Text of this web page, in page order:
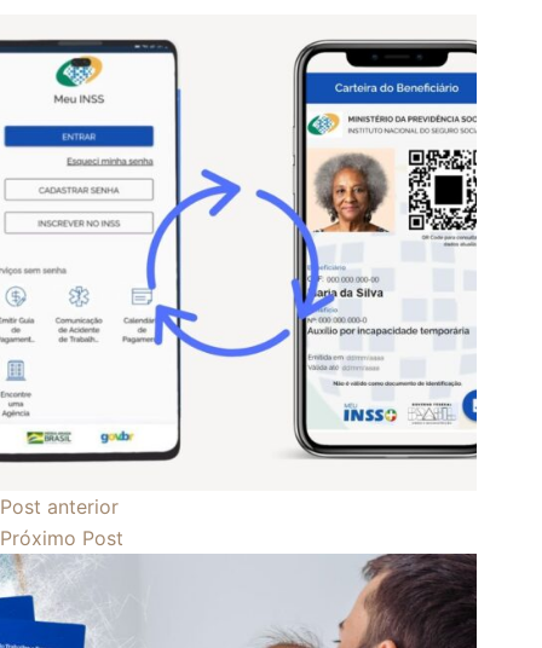
Post anterior
Próximo Post